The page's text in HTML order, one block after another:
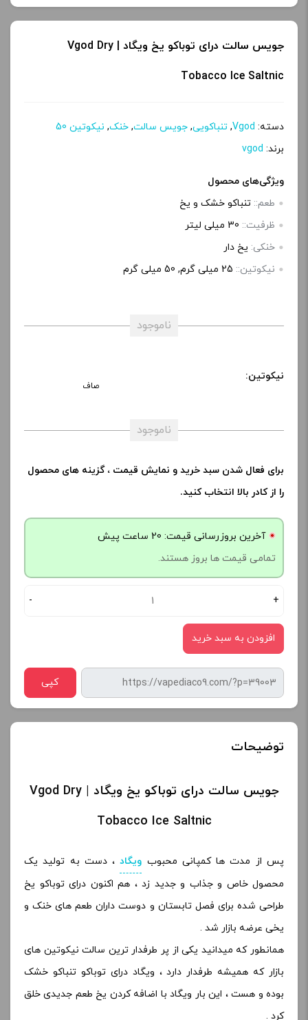
ک
پ
ی
ک
جویس سالت درای توباکو یخ ویگاد | Vgod Dry
Tobacco Ice Saltnic
دسته: Vgod
, تنباکویی, جویس سالت, خنک, نیکوتین 50
برند: vgod
ویژگی‌های محصول
طعم:: تنباکو خشک و یخ
ظرفیت:: 30 میلی‌ لیتر
خنکی: یخ دار
نیکوتین:: 25 میلی گرم, 50 میلی گرم
ناموجود
نیکوتین:
صاف
ناموجود
برای فعال شدن سبد خرید و نمایش قیمت ، گزینه های محصول
را از کادر بالا انتخاب کنید.
آخرین بروزرسانی قیمت: 20 ساعت پیش
تمامی قیمت ها بروز هستند.
- +
افزودن به سبد خرید
کپی
توضیحات
جویس سالت درای توباکو یخ ویگاد | Vgod Dry
Tobacco Ice Saltnic
پس از مدت ها کمپانی محبوب ویگاد ، دست به تولید یک
محصول خاص و جذاب و جدید زد ، هم اکنون درای توباکو یخ
طراحی شده برای فصل تابستان و دوست داران طعم های خنک و
یخی عرضه بازار شد .
همانطور که میدانید یکی از پر طرفدار ترین سالت نیکوتین های
بازار که همیشه طرفدار دارد ، ویگاد درای توباکو تنباکو خشک
بوده و هست ، این بار ویگاد با اضافه کردن یخ طعم جدیدی خلق
کرد .